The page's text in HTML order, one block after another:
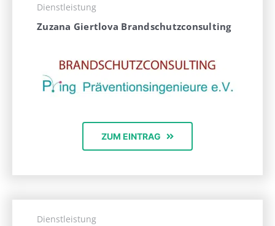
Dienstleistung
Zuzana Giertlova Brandschutzconsulting
ZUM EINTRAG
Dienstleistung